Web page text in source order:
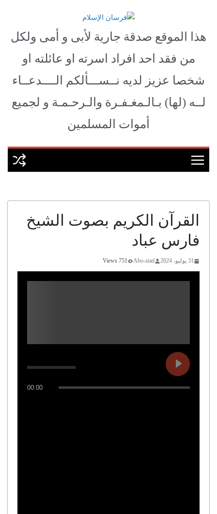
هذا الموقع صدقة جارية لأبى و أمى ولكل
من فقد احد افراد اسرته او عائلته او
شخصا عزيز لديه نــســـألكم الــــدعــاء
لــه (لها) بـالـمغـفـرة والـرحـمـة و لجميع
أموات المسلمين
القرآن الكريم بصوت الشيخ
فارس عباد
31 يوليو، 2024 Abo-ziad
751 Views
00:00